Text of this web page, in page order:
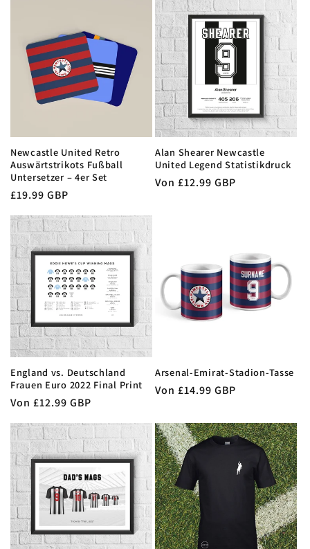
Newcastle United Retro
Auswärtstrikots Fußball
Untersetzer – 4er Set
Normaler
Preis
£19.99 GBP
Alan Shearer Newcastle
United Legend Statistikdruck
Normaler
Von £12.99 GBP
England vs. Deutschland
Frauen Euro 2022 Final Print
Normaler
Preis
Von £12.99 GBP
Arsenal-Emirat-Stadion-Tasse
Normaler
Von £14.99 GBP